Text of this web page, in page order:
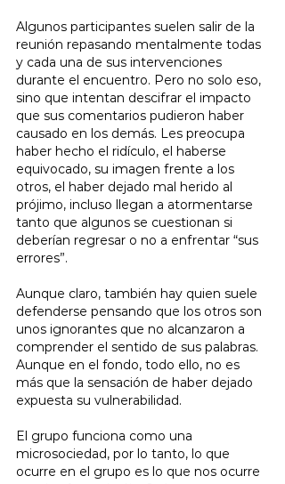
Algunos participantes suelen salir de la
reunión repasando mentalmente todas
y cada una de sus intervenciones
durante el encuentro. Pero no solo eso,
sino que intentan descifrar el impacto
que sus comentarios pudieron haber
causado en los demás. Les preocupa
haber hecho el ridículo, el haberse
equivocado, su imagen frente a los
otros, el haber dejado mal herido al
prójimo, incluso llegan a atormentarse
tanto que algunos se cuestionan si
deberían regresar o no a enfrentar “sus
errores”.
Aunque claro, también hay quien suele
defenderse pensando que los otros son
unos ignorantes que no alcanzaron a
comprender el sentido de sus palabras.
Aunque en el fondo, todo ello, no es
más que la sensación de haber dejado
expuesta su vulnerabilidad.
El grupo funciona como una
microsociedad, por lo tanto, lo que
ocurre en el grupo es lo que nos ocurre